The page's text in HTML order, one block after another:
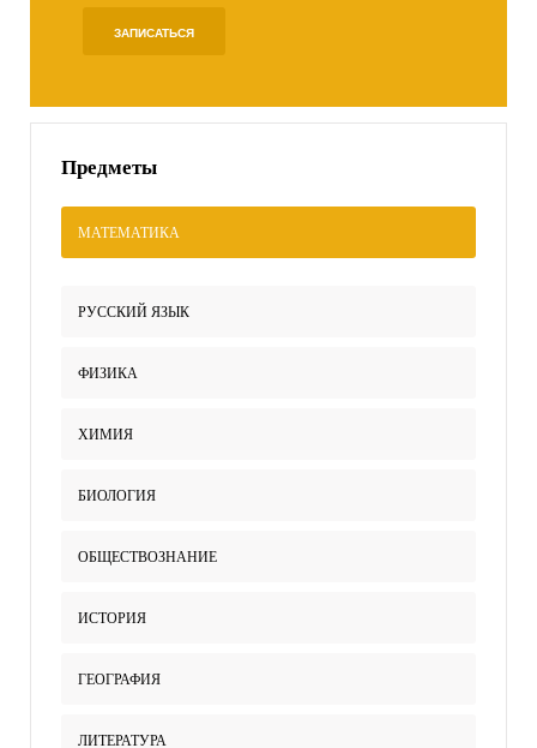
ЗАПИСАТЬСЯ
Предметы
МАТЕМАТИКА
РУССКИЙ ЯЗЫК
ФИЗИКА
ХИМИЯ
БИОЛОГИЯ
ОБЩЕСТВОЗНАНИЕ
ИСТОРИЯ
ГЕОГРАФИЯ
ЛИТЕРАТУРА